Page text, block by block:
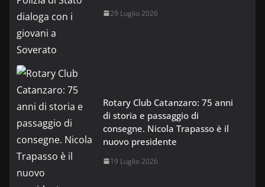
29 Luglio 2026
Rotary Club Catanzaro: 75 anni
di storia e passaggio di
consegne. Nicola Trapasso è il
nuovo presidente
19 Luglio 2026